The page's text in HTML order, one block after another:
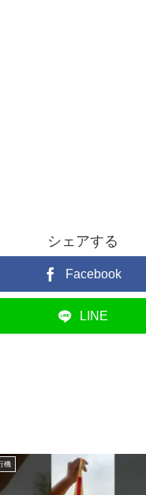
シェアする
Facebook
LINE
機